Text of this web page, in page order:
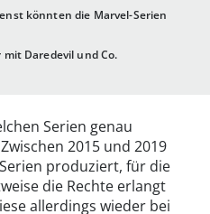
könnten die Marvel-Serien
Daredevil und Co.
Serien genau
2015 und 2019
produziert, für die
die Rechte erlangt
allerdings wieder bei